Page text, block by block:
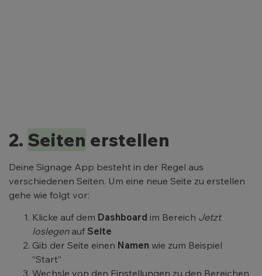
2. Seiten erstellen
Deine Signage App besteht in der Regel aus
verschiedenen Seiten. Um eine neue Seite zu erstellen
gehe wie folgt vor:
Klicke auf dem Dashboard im Bereich Jetzt
loslegenauf Seite
Gib der Seite einen Namen wie zum Beispiel
“Start”
Wechsle von den Einstellungen zu den Bereichen